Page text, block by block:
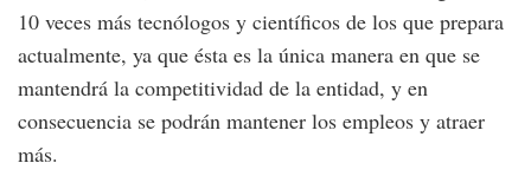
10 veces más tecnólogos y científicos de los que prepara
actualmente, ya que ésta es la única manera en que se
mantendrá la competitividad de la entidad, y en
consecuencia se podrán mantener los empleos y atraer
más.